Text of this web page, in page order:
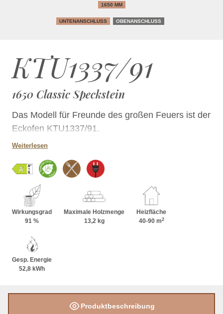
KTU1337/91
1650 Classic Speckstein
Das Modell für Freunde des großen Feuers ist der
Eckofen KTU1337/91.
Weiterlesen
Wirkungsgrad
91 %
Maximale Holzmenge
13,2 kg
Heizfläche
40-90 m2
Gesp. Energie
52,8 kWh
1650 MM
UNTENANSCHLUSS OBENANSCHLUSS
Produktbeschreibung